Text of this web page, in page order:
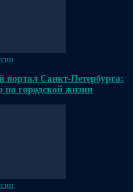
портал Санкт-Петербурга:
по городской жизни